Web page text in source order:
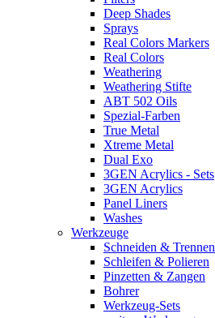
Deep Shades
Sprays
Real Colors Markers
Real Colors
Weathering
Weathering Stifte
ABT 502 Oils
Spezial-Farben
True Metal
Xtreme Metal
Dual Exo
3GEN Acrylics - Sets
3GEN Acrylics
Panel Liners
Washes
Werkzeuge
Schneiden & Trennen
Schleifen & Polieren
Pinzetten & Zangen
Bohrer
Werkzeug-Sets